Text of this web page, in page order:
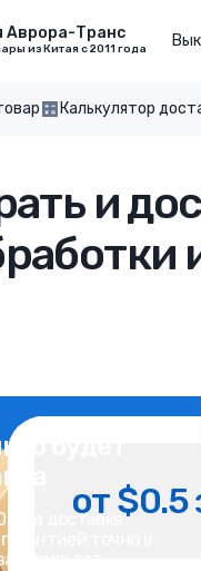
Аврора-Транс
из Китая с 2011 года
Калькулятор
и
будет
на доставке
точно в
результат
от $0.5